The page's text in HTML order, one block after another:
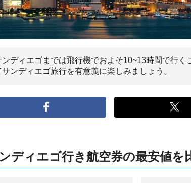
ンディエゴまでは飛行機でおよそ10~13時間で行
サンディエゴ旅行を有意義に楽しみましょう。
ディエゴ行き航空券の最安値を